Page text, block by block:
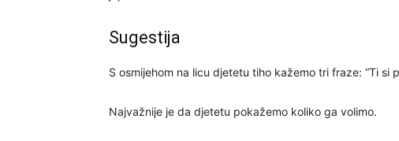
Sugestija
S osmijehom na licu djetetu tiho kažemo tri fraze: “Ti si
Najvažnije je da djetetu pokažemo koliko ga volimo.